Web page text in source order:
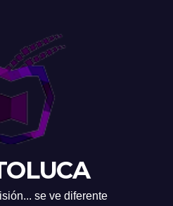
se ve diferente